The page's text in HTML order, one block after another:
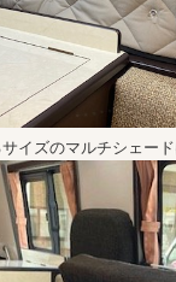
イズのマルチシェード